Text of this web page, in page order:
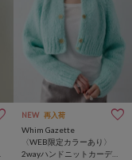
NEW 再入荷
Whim Gazette
〈WEB限定カラーあり〉
2wayハンドニットカーディ